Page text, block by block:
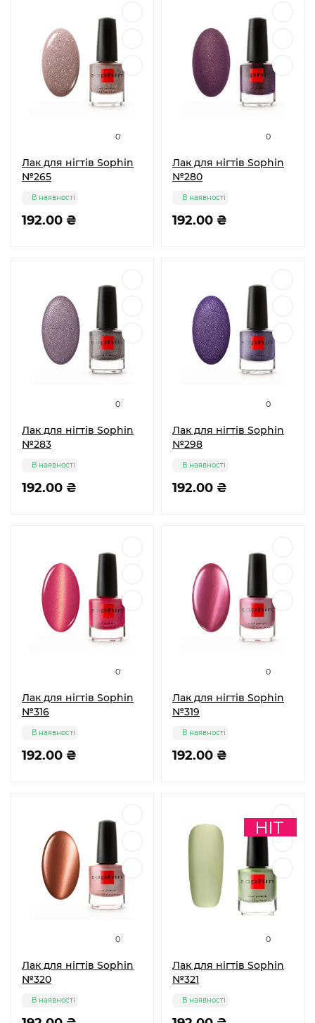
0
Лак для нігтів Sophin
№265
192.00 ₴
В наявності
0
Лак для нігтів Sophin
№280
192.00 ₴
В наявності
0
Лак для нігтів Sophin
№283
192.00 ₴
В наявності
0
Лак для нігтів Sophin
№298
192.00 ₴
В наявності
0
Лак для нігтів Sophin
№316
192.00 ₴
В наявності
0
Лак для нігтів Sophin
№319
192.00 ₴
В наявності
0
Лак для нігтів Sophin
№320
В наявності
0
Лак для нігтів Sophin
№321
В наявності